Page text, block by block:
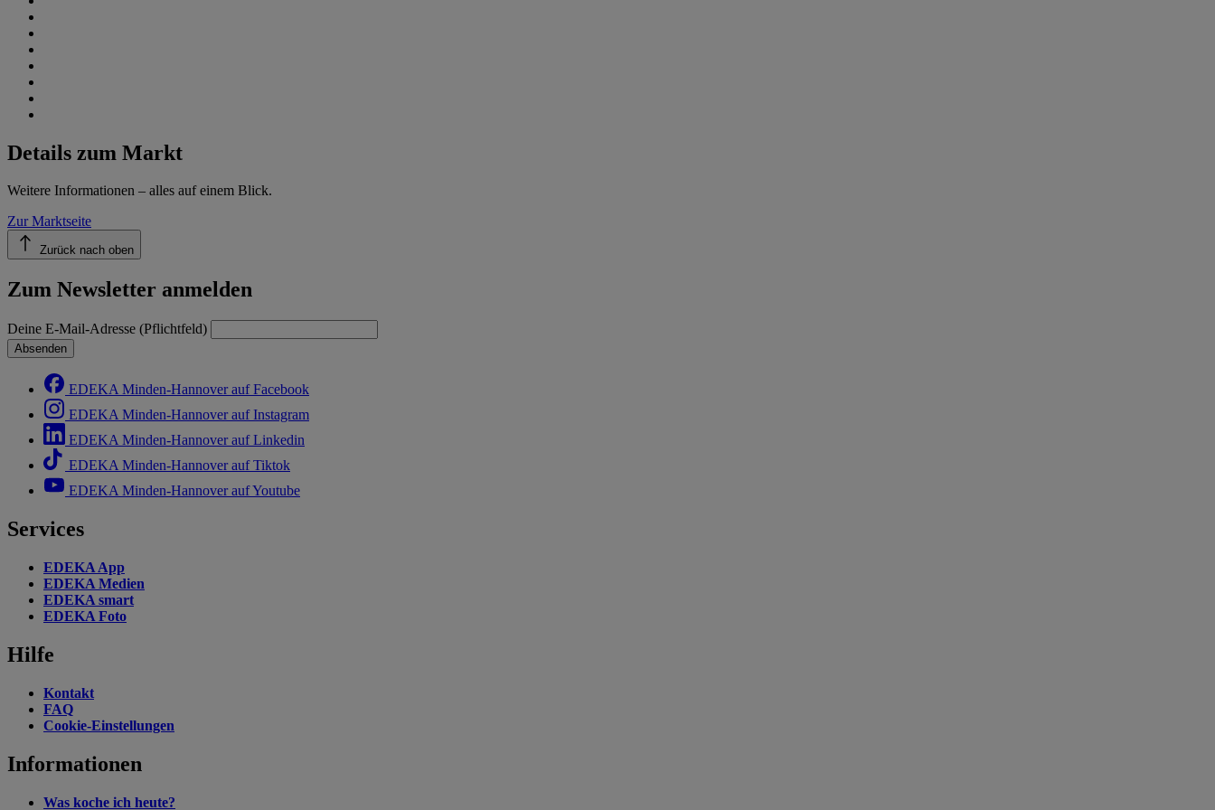
Details zum Markt
Weitere Informationen – alles auf einem Blick.
Zur Marktseite
Zurück nach oben
Zum Newsletter anmelden
Deine E-Mail-Adresse (Pflichtfeld)
Absenden
EDEKA Minden-Hannover auf Facebook
EDEKA Minden-Hannover auf Instagram
EDEKA Minden-Hannover auf Linkedin
EDEKA Minden-Hannover auf Tiktok
EDEKA Minden-Hannover auf Youtube
Services
EDEKA App
EDEKA Medien
EDEKA smart
EDEKA Foto
Hilfe
Kontakt
FAQ
Cookie-Einstellungen
Informationen
Was koche ich heute?